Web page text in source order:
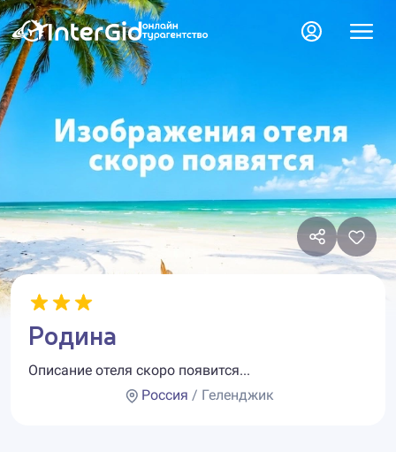
Родина
Описание отеля скоро появится...
Россия / Геленджик